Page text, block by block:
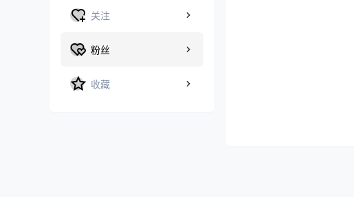
关注
粉丝
收藏